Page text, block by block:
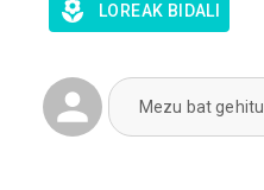
LOREAK BIDALI
Mezu bat gehitu